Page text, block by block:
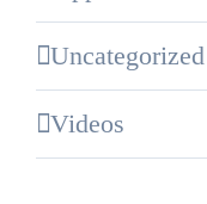
Uncategorized
Videos